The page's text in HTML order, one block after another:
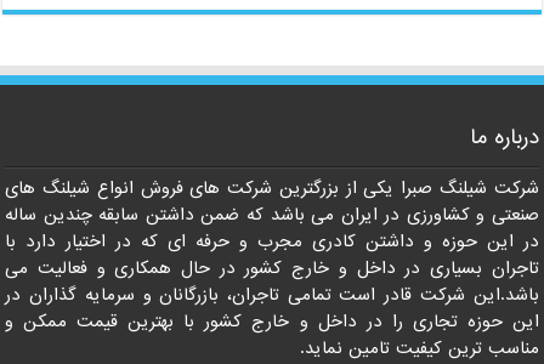
درباره ما
شرکت شیلنگ صبرا یکی از بزرگترین شرکت های فروش انواع شیلنگ های
صنعتی و کشاورزی در ایران می باشد که ضمن داشتن سابقه چندین ساله
در این حوزه و داشتن کادری مجرب و حرفه ای که در اختیار دارد با
تاجران بسیاری در داخل و خارج کشور در حال همکاری و فعالیت می
باشد.این شرکت قادر است تمامی تاجران، بازرگانان و سرمایه گذاران در
این حوزه تجاری را در داخل و خارج کشور با بهترین قیمت ممکن و
مناسب ترین کیفیت تامین نماید.